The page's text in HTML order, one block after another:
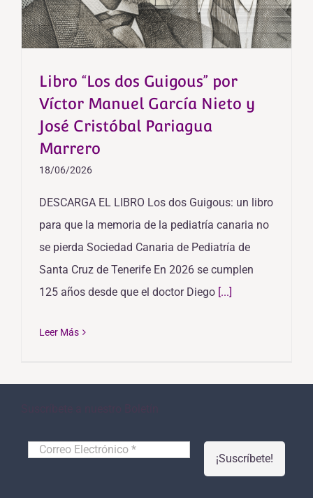
Libro “Los dos Guigous” por
Víctor Manuel García Nieto y
José Cristóbal Pariagua
Marrero
18/06/2026
DESCARGA EL LIBRO Los dos Guigous: un libro
para que la memoria de la pediatría canaria no
se pierda Sociedad Canaria de Pediatría de
Santa Cruz de Tenerife En 2026 se cumplen
125 años desde que el doctor Diego [...]
Leer Más
Correo